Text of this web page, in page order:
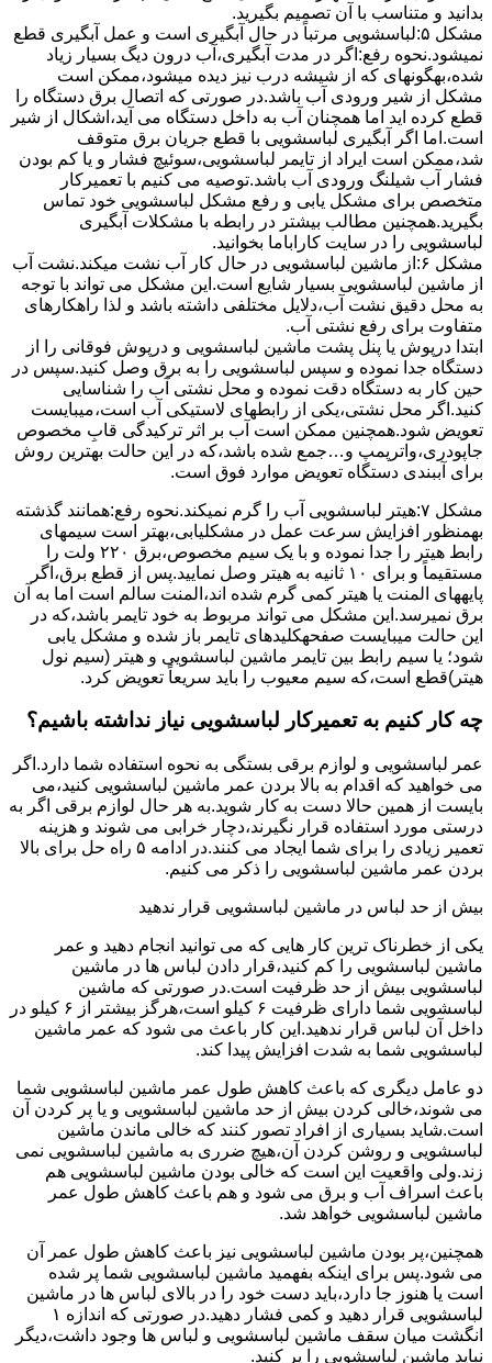
بدانید و متناسب با آن تصمیم بگیرید.
مشکل ۵:لباسشویی مرتباً در ﺣﺎل آﺑﮕﯿﺮی اﺳﺖ و ﻋﻤﻞ آﺑﮕﯿﺮی ﻗﻄﻊ
نمیشود.نحوه رﻓﻊ:اﮔﺮ در ﻣﺪت آﺑﮕﯿﺮی،آب درون دﯾﮓ ﺑﺴﯿﺎر زﯾﺎد
ﺷﺪه،بهگونهای ﮐﻪ از ﺷﯿﺸﻪ درب ﻧﯿﺰ دﯾﺪه میشود،ممکن است
مشکل از شیر ورودی آب باشد.در صورتی که اتصال برق دستگاه را
قطع کرده اید اما همچنان آب به داخل دستگاه می آید،اشکال از شیر
است.اما اگر آبگیری لباسشویی با قطع جریان برق متوقف
شد،ممکن است ایراد از تایمر لباسشویی،سوئیچ فشار و یا کم بودن
فشار آب شیلنگ ورودی آب باشد.توصیه می کنیم با تعمیرکار
متخصص برای مشکل یابی و رفع مشکل لباسشویی خود تماس
بگیرید.همچنین مطالب بیشتر در رابطه با مشکلات آبگیری
لباسشویی را در سایت کاراباما بخوانید.
مشکل ۶:از ﻣﺎﺷﯿﻦ لباسشویی در ﺣﺎل ﮐﺎر آب ﻧﺸﺖ میکند.نشت آب
از ماشین لباسشویی بسیار شایع است.این مشکل می تواند با توجه
به محل دقیق نشت آب،دلایل مختلفی داشته باشد و لذا راهکارهای
متفاوت برای رفع نشتی آب.
ابتدا درپوش یا پنل ﭘﺸﺖ ﻣﺎﺷﯿﻦ لباسشویی و درپوش ﻓﻮﻗﺎﻧﯽ را از
دستگاه ﺟﺪا ﻧﻤﻮده و ﺳﭙﺲ لباسشویی را ﺑﻪ ﺑﺮق وصل ﮐﻨﯿﺪ.سپس در
حین کار به دستگاه دقت نموده و ﻣﺤﻞ نشتی آب را ﺷﻨﺎﺳﺎﯾﯽ
کنید.اﮔﺮ ﻣﺤﻞ نشتی،ﯾﮑﯽ از رابطهای ﻻﺳﺘﯿﮑﯽ آب اﺳﺖ،میبایست
ﺗﻌﻮﯾﺾ شود.همچنین ﻣﻤﮑﻦ اﺳﺖ آب بر اثر ﺗﺮﮐﯿﺪﮔﯽ قابِ ﻣﺨﺼﻮص
ﺟﺎﭘﻮدری،واترپمپ و…جمع شده ﺑﺎﺷﺪ،ﮐﻪ در این حالت بهترین روش
برای آببندی دستگاه ﺗﻌﻮﯾﺾ ﻣﻮارد ﻓﻮق اﺳﺖ.
مشکل ۷:ﻫﯿﺘﺮ لباسشویی آب را ﮔﺮم نمیکند.نحوه رﻓﻊ:ﻫﻤﺎﻧﻨﺪ ﮔﺬﺷﺘﻪ
بهمنظور اﻓﺰاﯾﺶ ﺳﺮﻋﺖ ﻋﻤﻞ در مشکلیابی،بهتر است سیمهای
راﺑﻂ ﻫﯿﺘﺮ را ﺟﺪا ﻧﻤﻮده و ﺑﺎ ﯾﮏ ﺳﯿﻢ ﻣﺨﺼﻮص،برق ۲۲۰ ولت را
مستقیماً و برای ۱۰ ﺛﺎﻧﯿﻪ ﺑﻪ ﻫﯿﺘﺮ وصل نمایید.ﭘﺲ از ﻗﻄﻊ ﺑﺮق،اﮔﺮ
پایههای اﻟﻤﻨﺖ یا هیتر کمی ﮔﺮم ﺷﺪه اند،اﻟﻤﻨﺖ ﺳﺎﻟﻢ است اما ﺑﻪ آن
ﺑﺮق نمیرسد.اﯾﻦ ﻣﺸﮑﻞ می تواند مربوط به ﺧﻮد ﺗﺎﯾﻤﺮ باشد،ﮐﻪ در
این حالت میبایست صفحهکلیدهای ﺗﺎﯾﻤﺮ باز شده و مشکل یابی
شود؛ ﯾﺎ ﺳﯿﻢ راﺑﻂ ﺑﯿﻦ ﺗﺎﯾﻤﺮ ماشین لباسشویی و ﻫﯿﺘﺮ (سیم ﻧﻮل
ﻫﯿﺘﺮ)ﻗﻄﻊ اﺳﺖ،ﮐﻪ ﺳﯿﻢ ﻣﻌﯿﻮب را ﺑﺎﯾﺪ سریعاً ﺗﻌﻮﯾﺾ کرد.
چه کار کنیم به تعمیرکار لباسشویی نیاز نداشته باشیم؟
عمر لباسشویی و لوازم برقی بستگی به نحوه استفاده شما دارد.اگر
می خواهید که اقدام به بالا بردن عمر ماشین لباسشویی کنید،می
بایست از همین حالا دست به کار شوید.به هر حال لوازم برقی اگر به
درستی مورد استفاده قرار نگیرند،دچار خرابی می شوند و هزینه
تعمیر زیادی را برای شما ایجاد می کنند.در ادامه ۵ راه حل برای بالا
بردن عمر ماشین لباسشویی را ذکر می کنیم.
بیش از حد لباس در ماشین لباسشویی قرار ندهید
یکی از خطرناک ترین کار هایی که می توانید انجام دهید و عمر
ماشین لباسشویی را کم کنید،قرار دادن لباس ها در ماشین
لباسشویی بیش از حد ظرفیت است.در صورتی که ماشین
لباسشویی شما دارای ظرفیت ۶ کیلو است،هرگز بیشتر از ۶ کیلو در
داخل آن لباس قرار ندهید.این کار باعث می شود که عمر ماشین
لباسشویی شما به شدت افزایش پیدا کند.
دو عامل دیگری که باعث کاهش طول عمر ماشین لباسشویی شما
می شوند،خالی کردن بیش از حد ماشین لباسشویی و یا پر کردن آن
است.شاید بسیاری از افراد تصور کنند که خالی ماندن ماشین
لباسشویی و روشن کردن آن،هیچ ضرری به ماشین لباسشویی نمی
زند.ولی واقعیت این است که خالی بودن ماشین لباسشویی هم
باعث اسراف آب و برق می شود و هم باعث کاهش طول عمر
ماشین لباسشویی خواهد شد.
همچنین،پر بودن ماشین لباسشویی نیز باعث کاهش طول عمر آن
می شود.پس برای اینکه بفهمید ماشین لباسشویی شما پر شده
است یا هنوز جا دارد،باید دست خود را در بالای لباس ها در ماشین
لباسشویی قرار دهید و کمی فشار دهید.در صورتی که اندازه ۱
انگشت میان سقف ماشین لباسشویی و لباس ها وجود داشت،دیگر
نباید ماشین لباسشویی را پر کنید.